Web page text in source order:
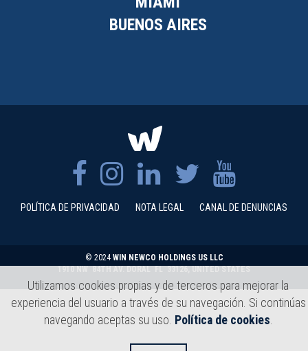
BUENOS AIRES
POLÍTICA DE PRIVACIDAD NOTA LEGAL CANAL DE DENUNCIAS
© 2024 WIN NEWCO HOLDINGS US LLC
Utilizamos cookies propias y de terceros para mejorar la
experiencia del usuario a través de su navegación. Si continúas
navegando aceptas su uso. Política de cookies